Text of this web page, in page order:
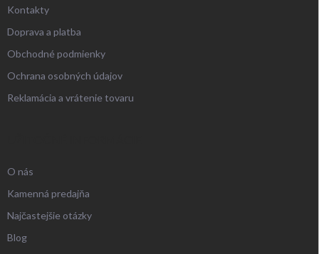
Kontakty
Doprava a platba
Obchodné podmienky
Ochrana osobných údajov
Reklamácia a vrátenie tovaru
O nás
Kamenná predajňa
Najčastejšie otázky
Blog